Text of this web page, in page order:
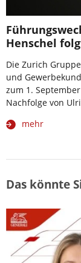
Henschel
Die Zurich
und
zum 1.
Nachfolge von
mehr
Das könnte